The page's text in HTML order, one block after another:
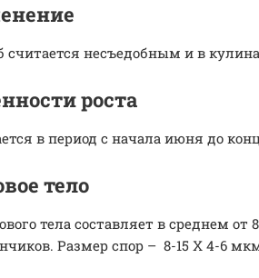
несъедобным и в
роста
в период с начала июня до
тело
тела составляет в среднем
Размер спор – 8-15 Х 4-6